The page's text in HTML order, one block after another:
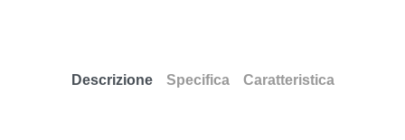
Descrizione Specifica Caratteristica